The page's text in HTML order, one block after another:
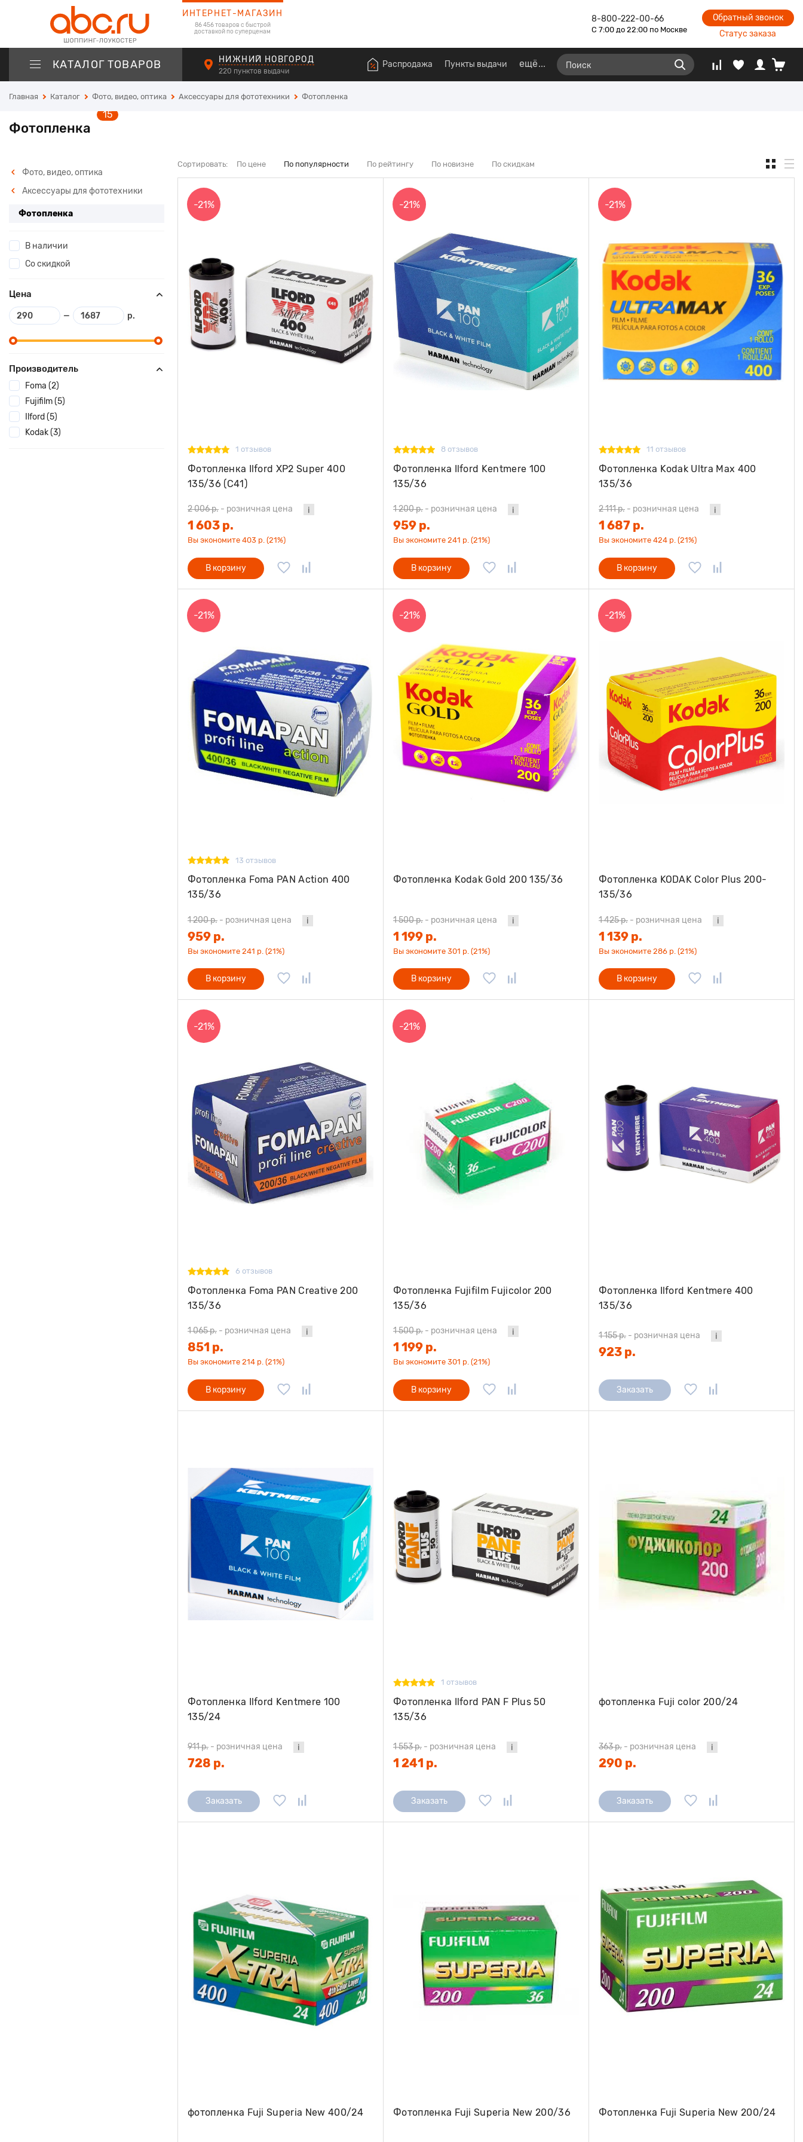
ИНТЕРНЕТ-МАГАЗИН
86 456 товаров с быстрой
доставкой по суперценам
8-800-222-00-66
С 7:00 до 22:00 по Москве
Обратный звонок
Статус заказа
КАТАЛОГ ТОВАРОВ НИЖНИЙ НОВГОРОД
220 пунктов выдачи
Распродажа Пункты выдачи ещё
Главная Каталог Фото, видео, оптика Аксессуары для фототехники Фотопленка
Фотопленка
15
Фото, видео, оптика
Аксессуары для фототехники
Фотопленка
В наличии
Со скидкой
Цена
— р.
Производитель
Foma (2)
Fujifilm (5)
Ilford (5)
Kodak (3)
Сортировать: По цене По популярности По рейтингу По новизне По скидкам
-21%
1 отзывов
Фотопленка Ilford XP2 Super 400
135/36 (C41)
2 006 р. - розничная цена
1 603 р.
Вы экономите 403 р. (21%)
В корзину
-21%
8 отзывов
Фотопленка Ilford Kentmere 100
135/36
1 200 р. - розничная цена
959 р.
Вы экономите 241 р. (21%)
В корзину
-21%
11 отзывов
Фотопленка Kodak Ultra Max 400
135/36
2 111 р. - розничная цена
1 687 р.
Вы экономите 424 р. (21%)
В корзину
-21%
13 отзывов
Фотопленка Foma PAN Action 400
135/36
1 200 р. - розничная цена
959 р.
Вы экономите 241 р. (21%)
В корзину
-21%
Фотопленка Kodak Gold 200 135/36
1 500 р. - розничная цена
1 199 р.
Вы экономите 301 р. (21%)
В корзину
-21%
Фотопленка KODAK Color Plus 200-
135/36
1 425 р. - розничная цена
1 139 р.
Вы экономите 286 р. (21%)
В корзину
-21%
6 отзывов
Фотопленка Foma PAN Creative 200
135/36
1 065 р. - розничная цена
851 р.
Вы экономите 214 р. (21%)
В корзину
-21%
Фотопленка Fujifilm Fujicolor 200
135/36
1 500 р. - розничная цена
1 199 р.
Вы экономите 301 р. (21%)
В корзину
Фотопленка Ilford Kentmere 400
135/36
1 155 р. - розничная цена
923 р.
Заказать
Фотопленка Ilford Kentmere 100
135/24
911 р. - розничная цена
728 р.
Заказать
1 отзывов
Фотопленка Ilford PAN F Plus 50
135/36
1 553 р. - розничная цена
1 241 р.
Заказать
фотопленка Fuji color 200/24
363 р. - розничная цена
290 р.
Заказать
фотопленка Fuji Superia New 400/24 Фотопленка Fuji Superia New 200/36 Фотопленка Fuji Superia New 200/24